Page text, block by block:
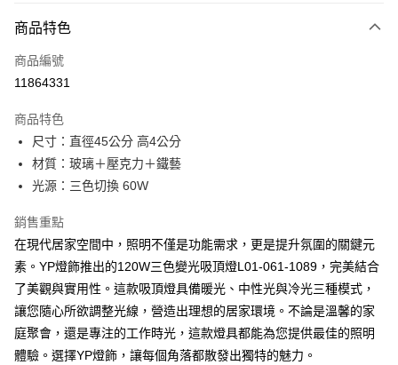
信用卡一次付款
LINE Pay
街口支付
悠遊付
全盈+PAY
AFTEE先享後付
相關說明
【關於「AFTEE先享後付」】
AFTEE先享後付是「在收到商品之後才付款」的支付方式。 讓您購物簡單
便利好安心！
１．簡單：不需註冊會員、不需綁卡、不需儲值。
商品特色
商品編號
11864331
商品特色
尺寸：直徑45公分 高4公分
材質：玻璃＋壓克力＋鐵藝
光源：三色切換 60W
銷售重點
在現代居家空間中，照明不僅是功能需求，更是提升氛圍的關鍵元
素。YP燈飾推出的120W三色變光吸頂燈L01-061-1089，完美結合
了美觀與實用性。這款吸頂燈具備暖光、中性光與冷光三種模式，
讓您隨心所欲調整光線，營造出理想的居家環境。不論是溫馨的家
庭聚會，還是專注的工作時光，這款燈具都能為您提供最佳的照明
體驗。選擇YP燈飾，讓每個角落都散發出獨特的魅力。